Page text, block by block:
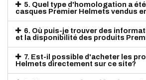
5. Quel type d'homologation a
casques Premier Helmets vendus
6. Où puis-je trouver des
et la disponibilité des produits
7. Est-il possible d'acheter les
Helmets directement sur ce site?